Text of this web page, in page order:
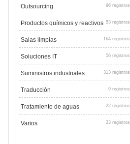
Outsourcing 96 registros
Productos químicos y reactivos 53 registros
Salas limpias 164 registros
Soluciones IT 56 registros
Suministros industriales 313 registros
Traducción 9 registros
Tratamiento de aguas 22 registros
Varios 23 registros